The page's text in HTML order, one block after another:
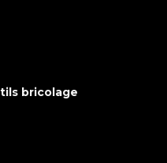
bricolage